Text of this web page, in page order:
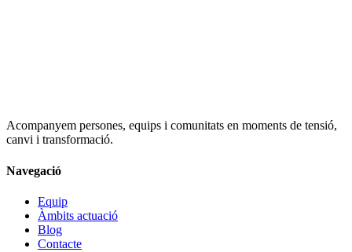
Acompanyem persones, equips i comunitats en moments de tensió,
canvi i transformació.
Navegació
Equip
Àmbits actuació
Blog
Contacte